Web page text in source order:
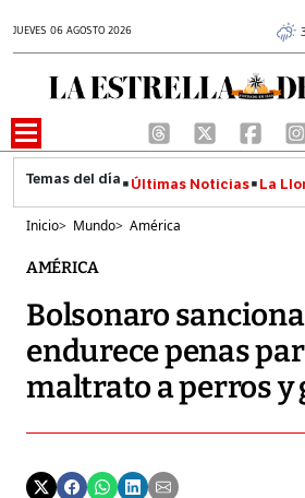
JUEVES 06 AGOSTO 2026
Últimas Noticias La
Inicio> Mundo> América
AMÉRICA
Bolsonaro
endurece penas
maltrato a perros y